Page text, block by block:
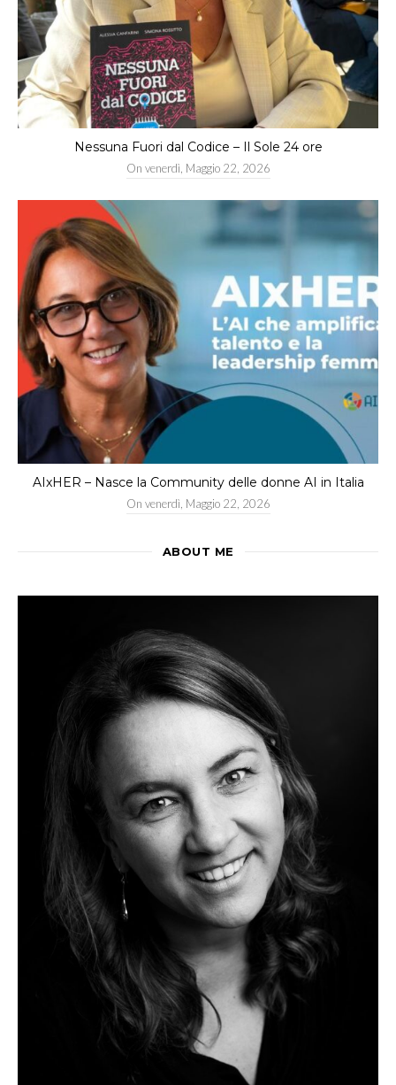
Nessuna Fuori dal Codice – Il Sole 24 ore
On venerdì, Maggio 22, 2026
AIxHER – Nasce la Community delle donne AI in Italia
On venerdì, Maggio 22, 2026
ABOUT ME